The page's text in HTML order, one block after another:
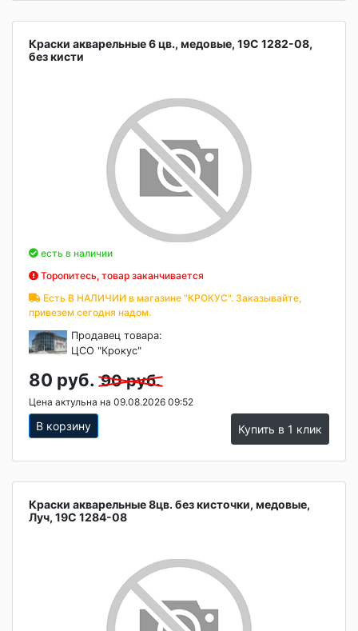
Краски акварельные 6 цв., медовые, 19С 1282-08,
без кисти
есть в наличии
Торопитесь, товар заканчивается
Есть В НАЛИЧИИ в магазине "КРОКУС". Заказывайте,
привезем сегодня надом.
Продавец товара:
ЦСО "Крокус"
80 руб. 90 руб.
Цена актульна на 09.08.2026 09:52
В корзину Купить в 1 клик
Краски акварельные 8цв. без кисточки, медовые,
Луч, 19С 1284-08